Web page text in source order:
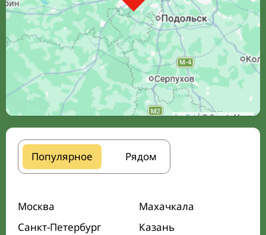
Leaflet| © Google Maps
Популярное Рядом
Москва
Махачкала
Санкт-Петербург
Казань